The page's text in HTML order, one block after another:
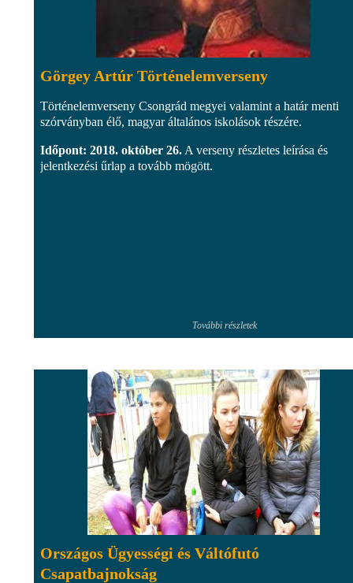
Görgey Artúr Történelemverseny
Történelemverseny Csongrád megyei valamint a határ menti
szórványban élő, magyar általános iskolások részére.
Időpont: 2018. október 26. A verseny részletes leírása és
jelentkezési űrlap a tovább mögött.
További részletek
Országos Ügyességi és Váltófutó
Csapatbajnokság